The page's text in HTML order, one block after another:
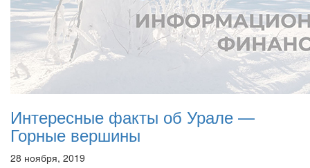
Интересные факты об Урале —
Горные вершины
28 ноября, 2019